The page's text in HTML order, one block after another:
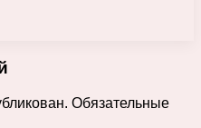
Обязательные